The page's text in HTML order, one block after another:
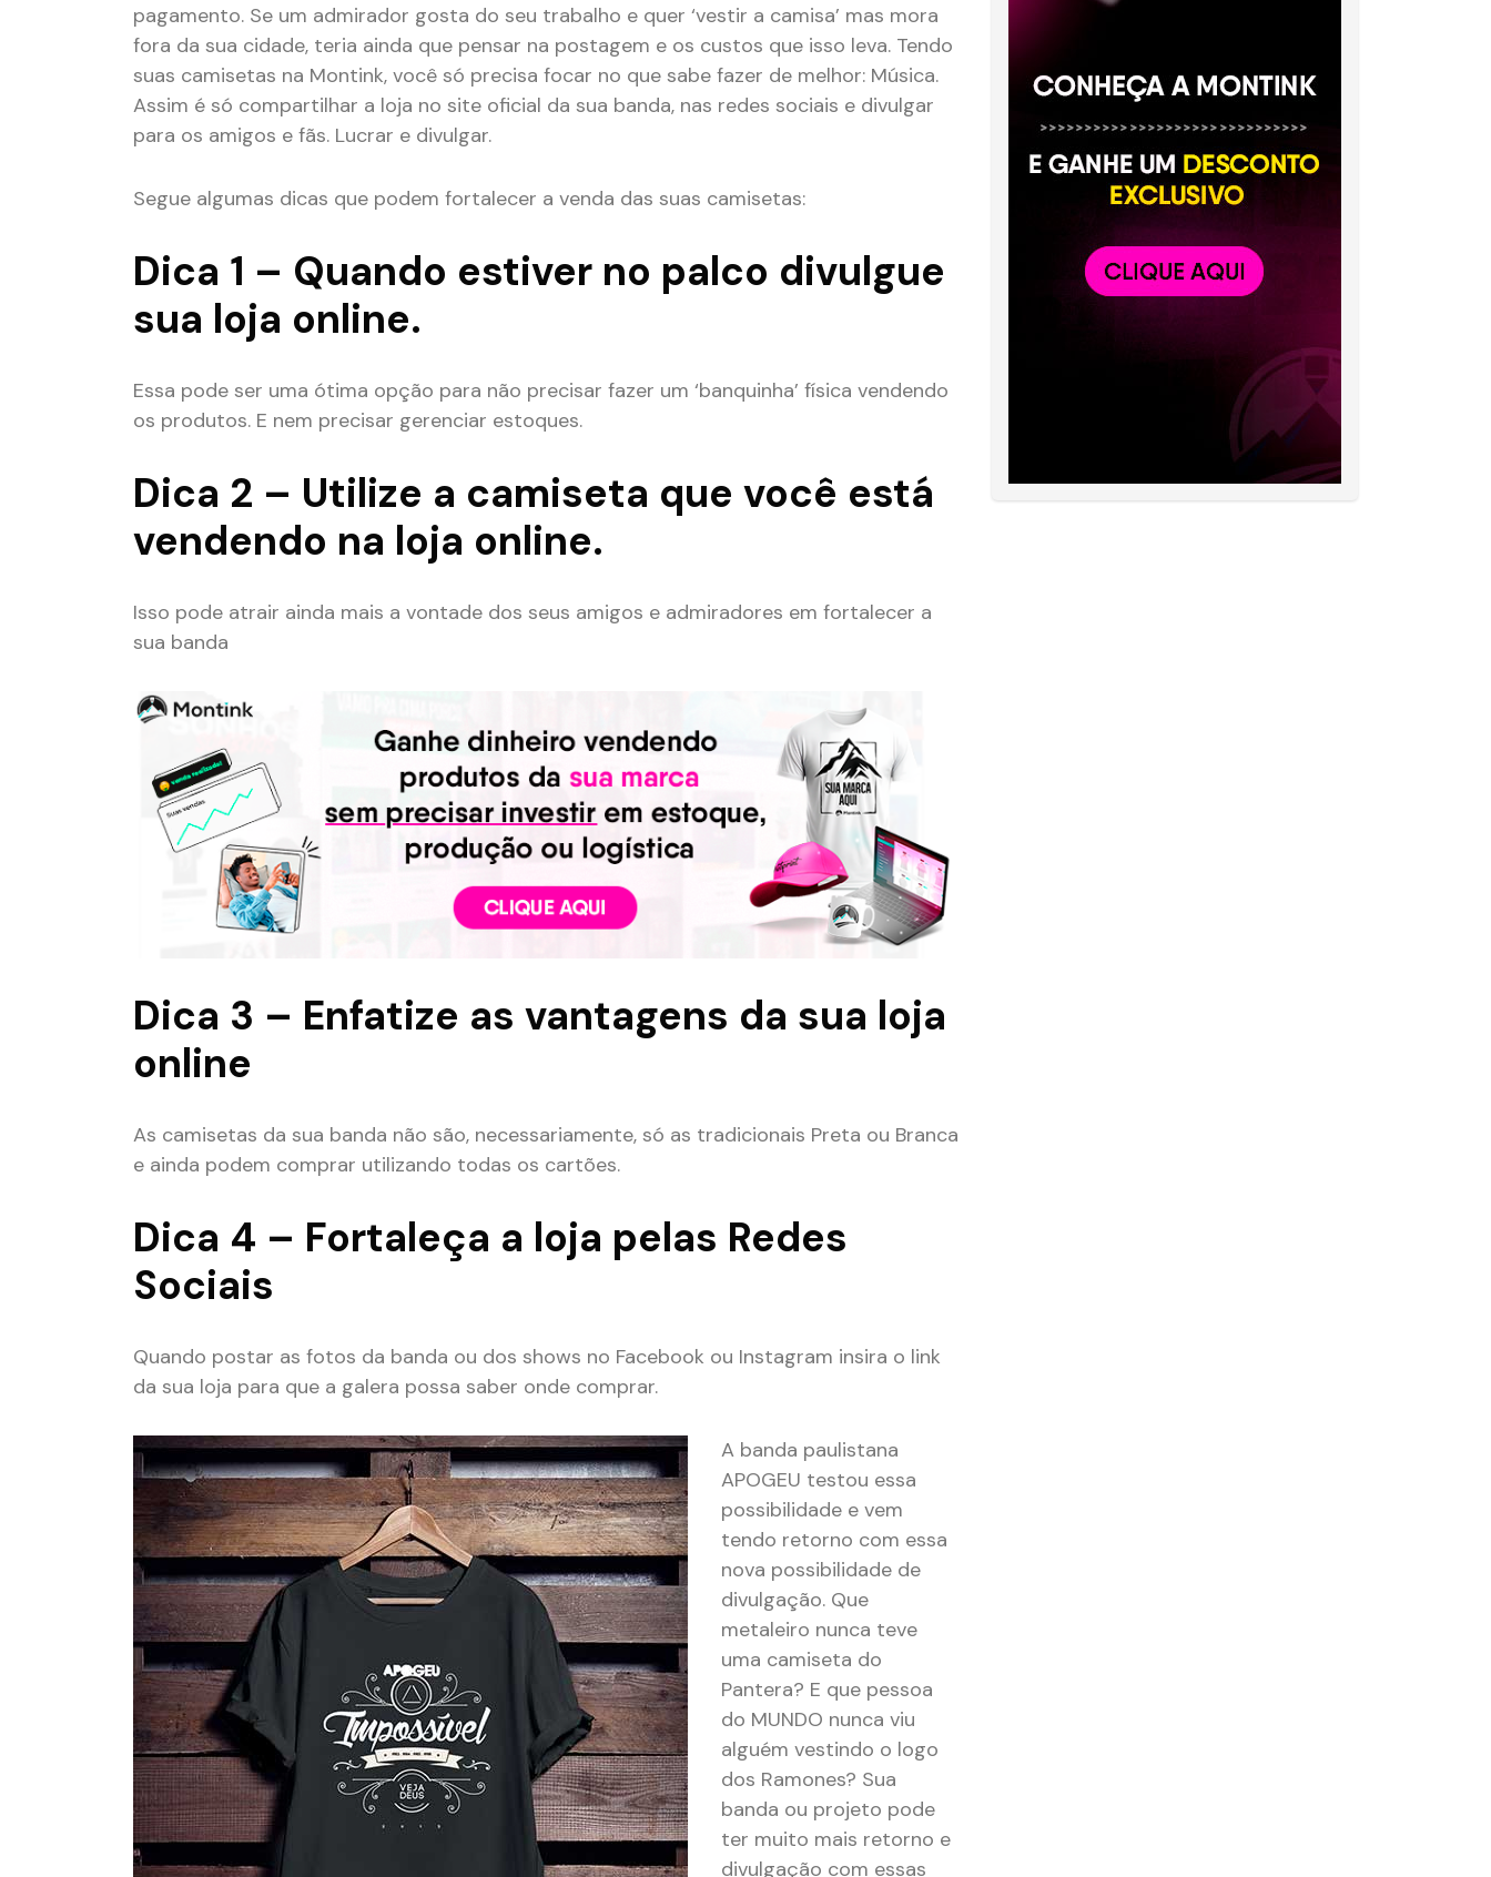
pagamento. Se um admirador gosta do seu trabalho e quer ‘vestir a camisa’ mas mora
fora da sua cidade, teria ainda que pensar na postagem e os custos que isso leva. Tendo
suas camisetas na Montink, você só precisa focar no que sabe fazer de melhor: Música.
Assim é só compartilhar a loja no site oficial da sua banda, nas redes sociais e divulgar
para os amigos e fãs. Lucrar e divulgar.
Segue algumas dicas que podem fortalecer a venda das suas camisetas:
Dica 1 – Quando estiver no palco divulgue
sua loja online.
Essa pode ser uma ótima opção para não precisar fazer um ‘banquinha’ física vendendo
os produtos. E nem precisar gerenciar estoques.
Dica 2 – Utilize a camiseta que você está
vendendo na loja online.
Isso pode atrair ainda mais a vontade dos seus amigos e admiradores em fortalecer a
sua banda
Dica 3 – Enfatize as vantagens da sua loja
online
As camisetas da sua banda não são, necessariamente, só as tradicionais Preta ou Branca
e ainda podem comprar utilizando todas os cartões.
Dica 4 – Fortaleça a loja pelas Redes
Sociais
Quando postar as fotos da banda ou dos shows no Facebook ou Instagram insira o link
da sua loja para que a galera possa saber onde comprar.
A banda paulistana
APOGEU testou essa
possibilidade e vem
tendo retorno com essa
nova possibilidade de
divulgação. Que
metaleiro nunca teve
uma camiseta do
Pantera? E que pessoa
do MUNDO nunca viu
alguém vestindo o logo
dos Ramones? Sua
banda ou projeto pode
ter muito mais retorno e
divulgação com essas